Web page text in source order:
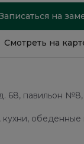
Записаться на
Смотреть на
68, павильон №8,
кухни, обеденные